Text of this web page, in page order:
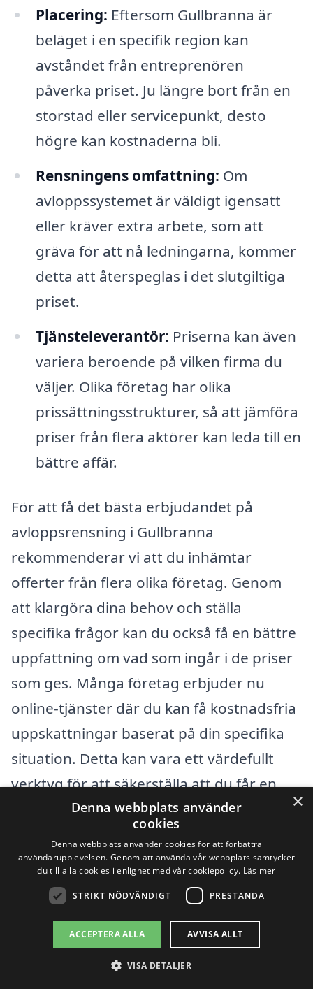
Placering: Eftersom Gullbranna är
beläget i en specifik region kan
avståndet från entreprenören
påverka priset. Ju längre bort från en
storstad eller servicepunkt, desto
högre kan kostnaderna bli.
Rensningens omfattning: Om
avloppssystemet är väldigt igensatt
eller kräver extra arbete, som att
gräva för att nå ledningarna, kommer
detta att återspeglas i det slutgiltiga
priset.
Tjänsteleverantör: Priserna kan även
variera beroende på vilken firma du
väljer. Olika företag har olika
prissättningsstrukturer, så att jämföra
priser från flera aktörer kan leda till en
bättre affär.
För att få det bästa erbjudandet på
avloppsrensning i Gullbranna
rekommenderar vi att du inhämtar
offerter från flera olika företag. Genom
att klargöra dina behov och ställa
specifika frågor kan du också få en bättre
uppfattning om vad som ingår i de priser
som ges. Många företag erbjuder nu
online-tjänster där du kan få kostnadsfria
uppskattningar baserat på din specifika
situation. Detta kan vara ett värdefullt
verktyg för att säkerställa att du får en
rimlig och konkurrenskraftig kostnad för
Sammanfattningsvis är det flera faktorer
som påverkar priset på avloppsrensning i
Gullbranna, och genom att göra ordentlig
research och jämföra olika alternativ kan
×
Denna webbplats använder
cookies
Denna webbplats använder cookies för att förbättra
användarupplevelsen. Genom att använda vår webbplats samtycker
du till alla cookies i enlighet med vår cookiepolicy. Läs mer
STRIKT NÖDVÄNDIGT PRESTANDA
ACCEPTERA ALLA AVVISA ALLT
VISA DETALJER